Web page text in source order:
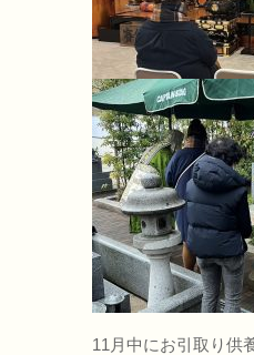
11月中にお引取り供